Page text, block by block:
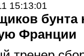
15:13:01
бунта
Франции